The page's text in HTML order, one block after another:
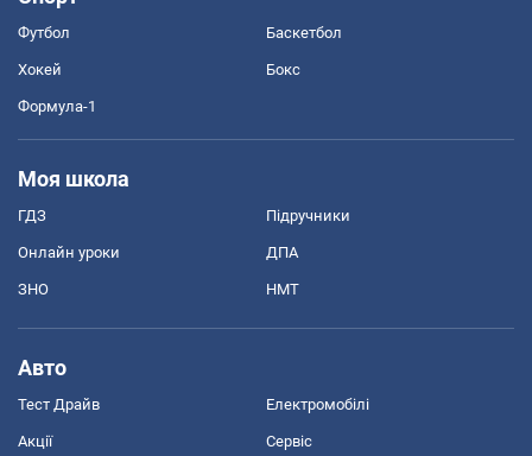
Футбол Баскетбол
Хокей Бокс
Формула-1
Моя школа
ГДЗ Підручники
Онлайн уроки ДПА
ЗНО НМТ
Авто
Тест Драйв Електромобілі
Акції Сервіс